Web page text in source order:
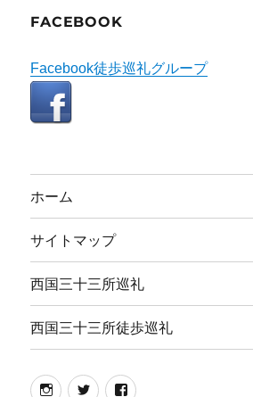
FACEBOOK
Facebook徒歩巡礼グループ
ホーム
サイトマップ
西国三十三所巡礼
西国三十三所徒歩巡礼
instagram
twitterfacebook